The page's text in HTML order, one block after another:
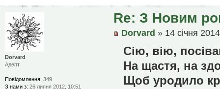
Re: З Новим
Dorvard » 14 січня
Сію, вію,
На щастя, на
Щоб уродило
Dorvard
Адепт
Повідомлення: 349
З нами з: 26 липня 2012, 10:51